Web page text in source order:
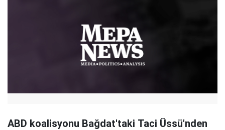
ABD koalisyonu Bağdat'taki Taci Üssü'nden